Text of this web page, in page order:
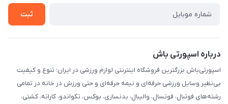
شرایط بازگردانی کالا
ثبت
درباره اسپورتی باش
اسپورتی‌باش بزرگترین فروشگاه اینترنتی لوازم ورزشی در ایران؛ تنوع و کیفیت
بی‌نظیر وسایل ورزشی حرفه‌ای و نیمه حرفه‌ای و حتی ورزش در خانه در تمامی
رشته‌های فوتبال، فوتسال، والیبال، بدنسازی، بوکس، تکواندو، کاراته، کشتی،